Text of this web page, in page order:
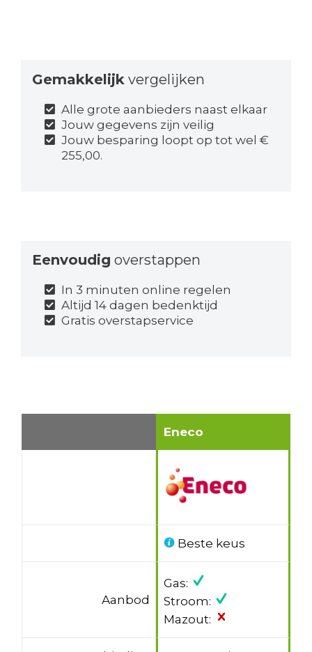
Gemakkelijk vergelijken
Alle grote aanbieders naast elkaar
Jouw gegevens zijn veilig
Jouw besparing loopt op tot wel €
255,00.
Eenvoudig overstappen
In 3 minuten online regelen
Altijd 14 dagen bedenktijd
Gratis overstapservice
Eneco
Beste keus
Aanbod
Gas:
Stroom:
Mazout: